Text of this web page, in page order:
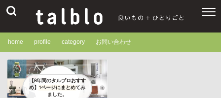
home profile category お問い合わせ
【8年間のタルブロおすす
め】1ページにまとめてみ
ました。